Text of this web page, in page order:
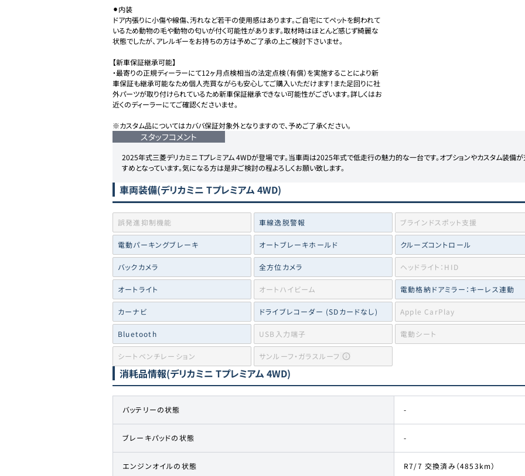
⚫︎内装
ドア内張りに小傷や線傷、汚れなど若干の使用感はあります。ご自宅にてペットを飼われて
いるため動物の毛や動物の匂いが付く可能性があります。取材時はほとんど感じず綺麗な
状態でしたが、アレルギーをお持ちの方は予めご了承の上ご検討下さいませ。
【新車保証継承可能】
・最寄りの正規ディーラーにて12ヶ月点検相当の法定点検（有償）を実施することにより新
車保証も継承可能なため個人売買ながらも安心してご購入いただけます！また足回りに社
外パーツが取り付けられているため新車保証継承できない可能性がございます。詳しくはお
近くのディーラーにてご確認くださいませ。
※カスタム品についてはカババ保証対象外となりますので、予めご了承ください。
スタッフコメント
2025年式三菱デリカミニ Tプレミアム 4WDが登場です。当車両は2025年式で低走行の魅力的な一台です。オプションやカスタム装備が
すめとなっています。気になる方は是非ご検討の程よろしくお願い致します。
車両装備(デリカミニ Tプレミアム 4WD)
誤発進抑制機能 車線逸脱警報 ブラインドスポット支援
電動パーキングブレーキ オートブレーキホールド クルーズコントロール
バックカメラ 全方位カメラ ヘッドライト：HID
オートライト オートハイビーム 電動格納ドアミラー：キーレス連動
カーナビ ドライブレコーダー (SDカードなし) Apple CarPlay
Bluetooth USB入力端子 電動シート
シートベンチレーション サンルーフ・ガラスルーフ
消耗品情報(デリカミニ Tプレミアム 4WD)
バッテリーの状態 -
ブレーキパッドの状態 -
エンジンオイルの状態 R7/7 交換済み（4853km）